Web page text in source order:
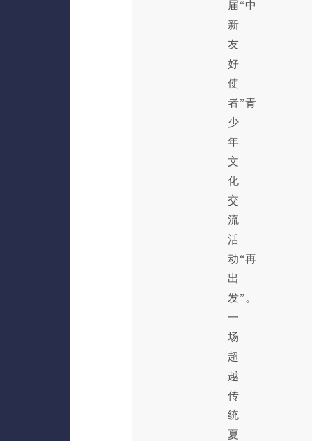
届“中
新
友
好
使
者”青
少
年
文
化
交
流
活
动“再
出
发”。
一
场
超
越
传
统
夏